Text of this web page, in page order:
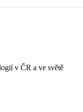
v ČR a ve světě